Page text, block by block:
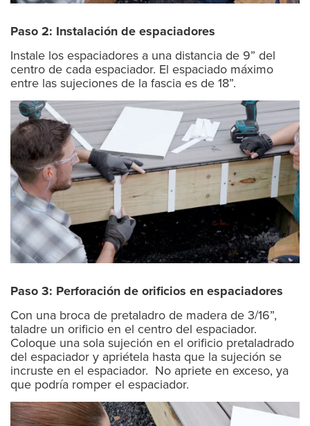
Paso 2: Instalación de espaciadores
Instale los espaciadores a una distancia de 9” del
centro de cada espaciador. El espaciado máximo
entre las sujeciones de la fascia es de 18”.
Paso 3: Perforación de orificios en espaciadores
Con una broca de pretaladro de madera de 3/16”,
taladre un orificio en el centro del espaciador.
Coloque una sola sujeción en el orificio pretaladrado
del espaciador y apriétela hasta que la sujeción se
incruste en el espaciador. No apriete en exceso, ya
que podría romper el espaciador.